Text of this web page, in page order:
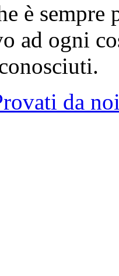
è
ad ogni
da